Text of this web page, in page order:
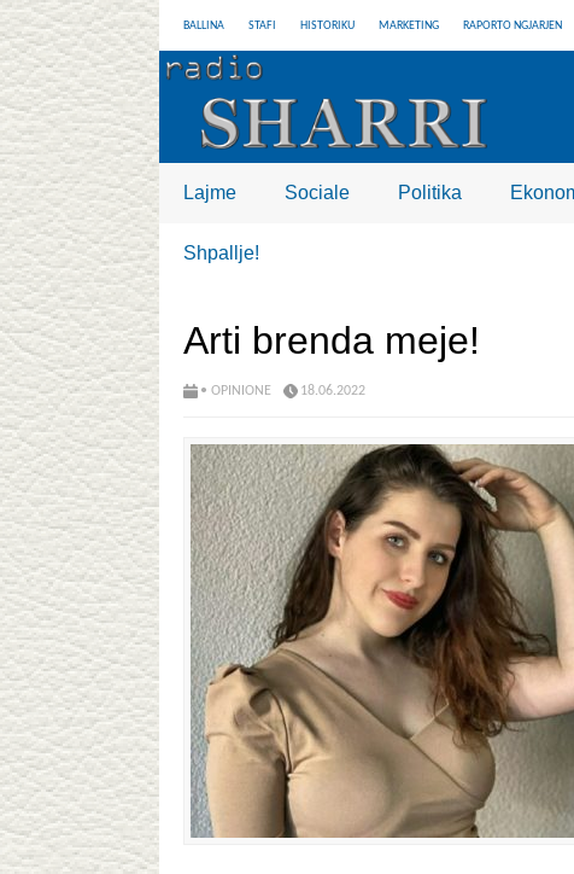
BALLINA STAFI HISTORIKU MARKETING RAPORTO NGJARJEN
Lajme Sociale Politika
Shpallje!
Arti brenda meje!
• OPINIONE 18.06.2022